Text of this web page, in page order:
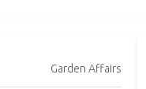
Garden Affairs